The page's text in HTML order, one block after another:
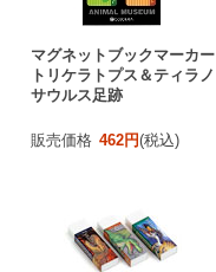
マグネットブックマーカー
トリケラトプス＆ティラノ
サウルス足跡
販売価格 462円(税込)